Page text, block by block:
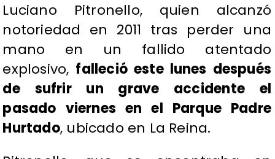
Luciano Pitronello, quien alcanzó
notoriedad en 2011 tras perder una
mano en un fallido atentado
explosivo, falleció este lunes después
de sufrir un grave accidente el
pasado viernes en el Parque Padre
Hurtado, ubicado en La Reina.